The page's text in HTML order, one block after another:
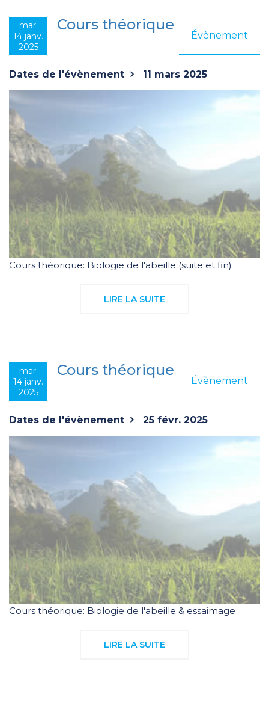
mar.
14 janv.
2025
Évènement
Cours théorique
Dates de l'évènement 11 mars 2025
Cours théorique: Biologie de l'abeille (suite et fin)
LIRE LA SUITE
mar.
14 janv.
2025
Évènement
Cours théorique
Dates de l'évènement 25 févr. 2025
Cours théorique: Biologie de l'abeille & essaimage
LIRE LA SUITE